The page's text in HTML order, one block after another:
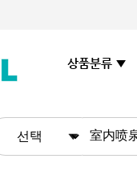
상품분류 ▼